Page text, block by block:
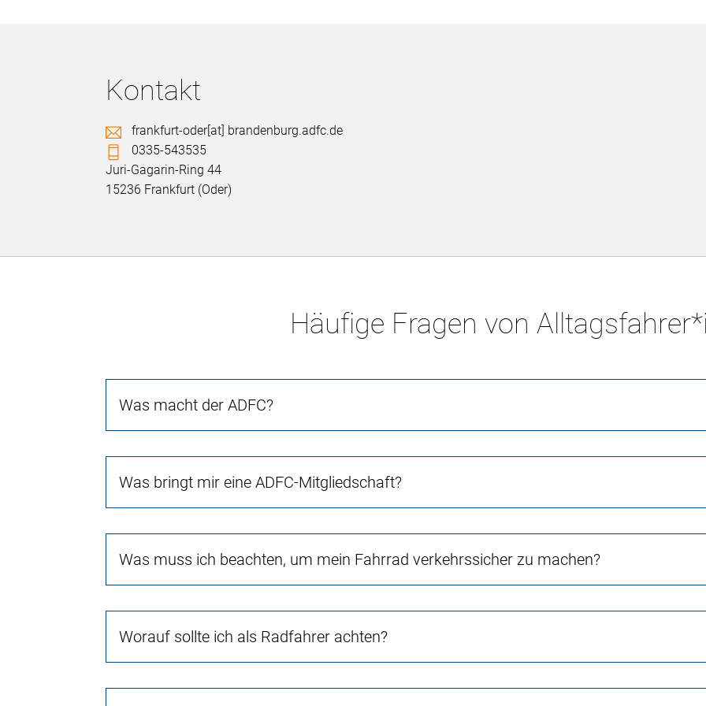
Kontakt
frankfurt-oder[at] brandenburg.adfc.de
0335-543535
Juri-Gagarin-Ring 44
15236 Frankfurt (Oder)
Häufige Fragen von
Was macht der ADFC?
Was bringt mir eine ADFC-Mitgliedschaft?
Was muss ich beachten, um mein Fahrrad verkehrssicher zu machen?
Worauf sollte ich als Radfahrer achten?